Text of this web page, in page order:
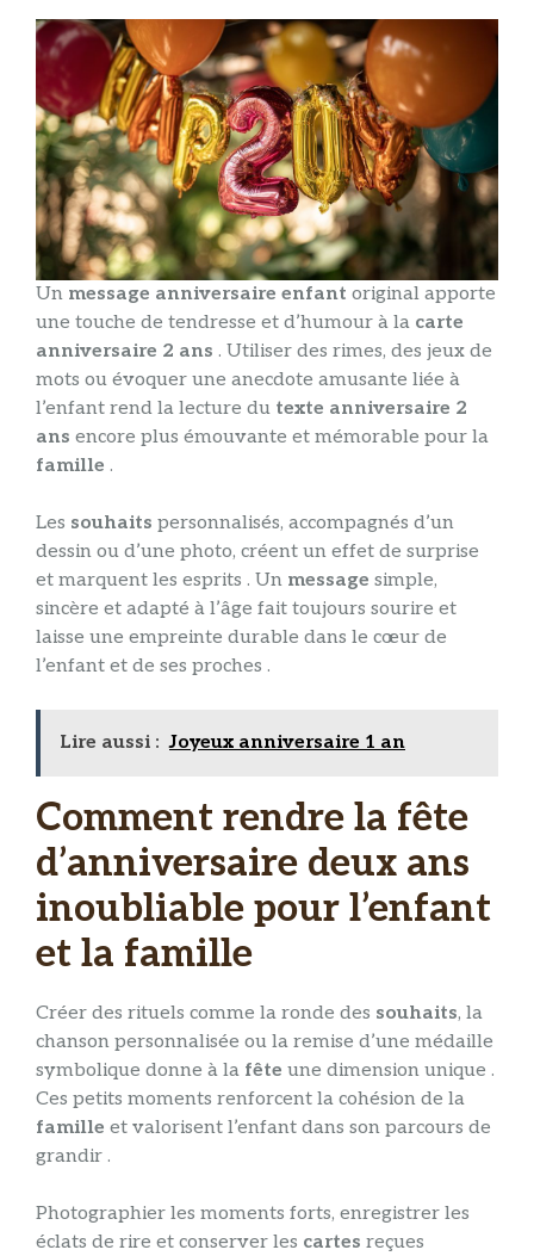
Un message anniversaire enfant original apporte
une touche de tendresse et d’humour à la carte
anniversaire 2 ans . Utiliser des rimes, des jeux de
mots ou évoquer une anecdote amusante liée à
l’enfant rend la lecture du texte anniversaire 2
ans encore plus émouvante et mémorable pour la
famille .
Les souhaits personnalisés, accompagnés d’un
dessin ou d’une photo, créent un effet de surprise
et marquent les esprits . Un message simple,
sincère et adapté à l’âge fait toujours sourire et
laisse une empreinte durable dans le cœur de
l’enfant et de ses proches .
Lire aussi : Joyeux anniversaire 1 an
Comment rendre la fête
d’anniversaire deux ans
inoubliable pour l’enfant
et la famille
Créer des rituels comme la ronde des souhaits, la
chanson personnalisée ou la remise d’une médaille
symbolique donne à la fête une dimension unique .
Ces petits moments renforcent la cohésion de la
famille et valorisent l’enfant dans son parcours de
grandir .
Photographier les moments forts, enregistrer les
éclats de rire et conserver les cartes reçues